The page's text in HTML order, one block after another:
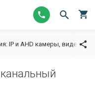
IP и AHD камеры,
канальный